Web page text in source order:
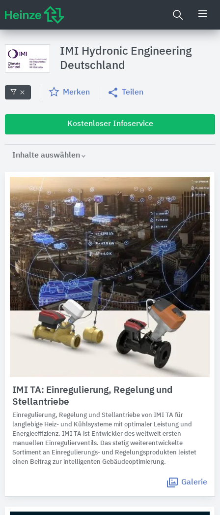
IMI Hydronic Engineering
Deutschland
Merken Teilen
Kostenloser Infoservice
Inhalte auswählen
IMI TA: Einregulierung, Regelung und
Stellantriebe
Einregulierung, Regelung und Stellantriebe von IMI TA für
langlebige Heiz- und Kühlsysteme mit optimaler Leistung und
Energieeffizienz. IMI TA ist Entwickler des weltweit ersten
manuellen Einregulierventils. Das stetig weiterentwickelte
Sortiment an Einregulierungs- und Regelungsprodukten leistet
einen Beitrag zur intelligenten Gebäudeoptimierung.
Galerie